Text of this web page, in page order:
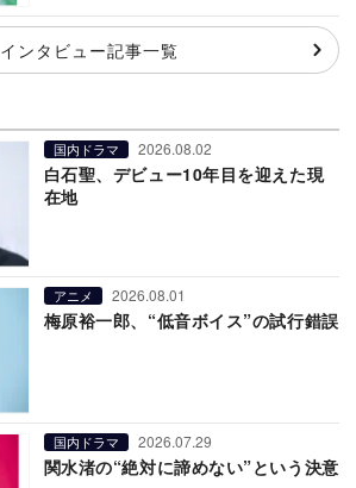
インタビュー記事一覧
国内ドラマ 2026.08.02
白石聖、デビュー10年目を迎えた現
在地
アニメ 2026.08.01
梅原裕一郎、“低音ボイス”の試行錯誤
国内ドラマ 2026.07.29
関水渚の“絶対に諦めない”という決意